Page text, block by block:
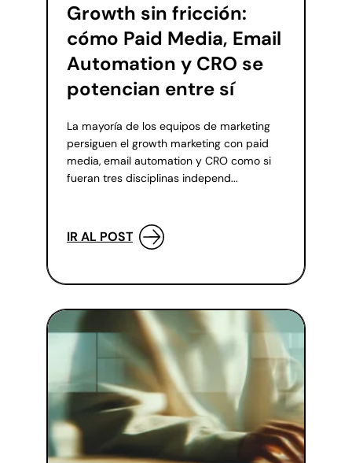
Growth sin fricción:
cómo Paid Media, Email
Automation y CRO se
potencian entre sí
La mayoría de los equipos de marketing
persiguen el growth marketing con paid
media, email automation y CRO como si
fueran tres disciplinas independ...
IR AL POST